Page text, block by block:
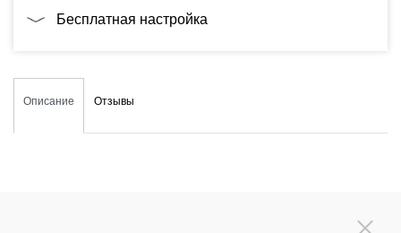
Бесплатная настройка
Описание Отзывы